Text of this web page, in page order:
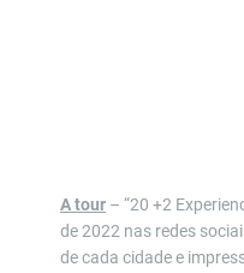
A tour – “20 +2
de 2022 nas redes
de cada cidade e